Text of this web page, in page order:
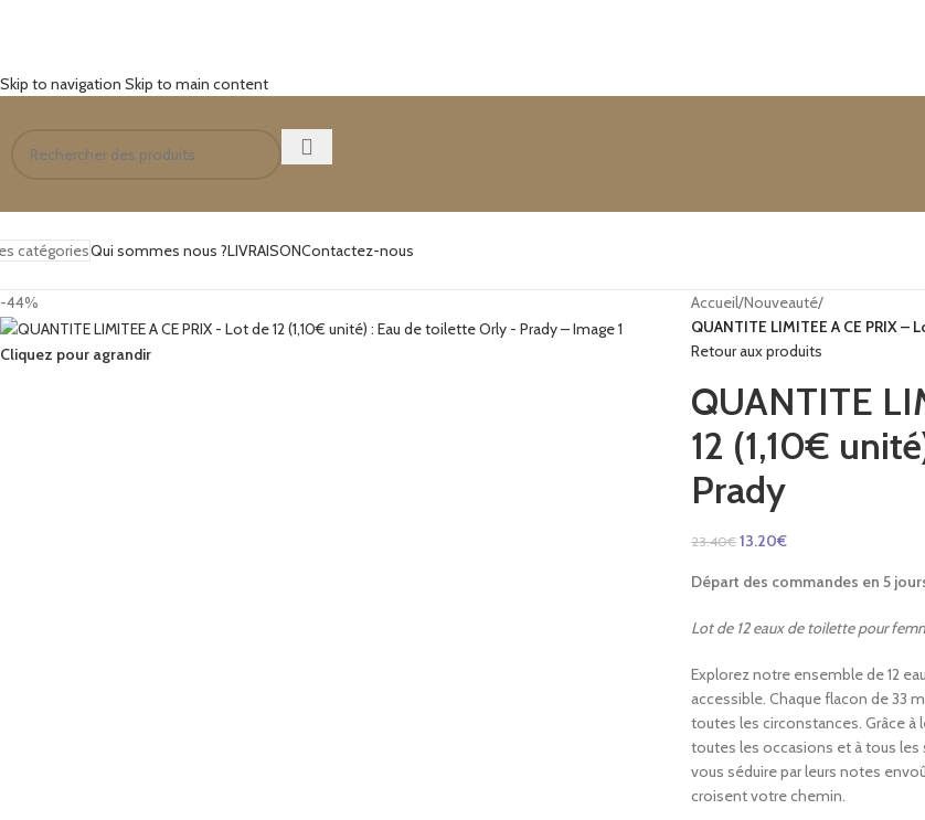
Skip to navigation Skip to main content
catégoriesQui sommes nous ?LIVRAISONContactez-nous
-44%
Cliquez pour agrandir
Accueil/Nouveauté/
QUANTITE LIMITEE A CE PRIX
Retour aux produits
QUANTITE
12 (1,10€
Prady
23.40€ 13.20€
Départ des commandes en 5
Lot de 12 eaux de toilette pour
Explorez notre ensemble de 12
accessible. Chaque flacon de 33
toutes les circonstances. Grâce à
toutes les occasions et à tous les
vous séduire par leurs notes
croisent votre chemin.